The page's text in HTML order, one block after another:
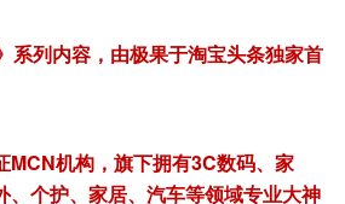
系列内容，由极果于淘宝头条独家首
MCN机构，旗下拥有3C数码、家
、个护、家居、汽车等领域专业大神